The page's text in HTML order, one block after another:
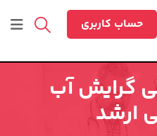
حساب کاربری
گرایش آب
ارشد